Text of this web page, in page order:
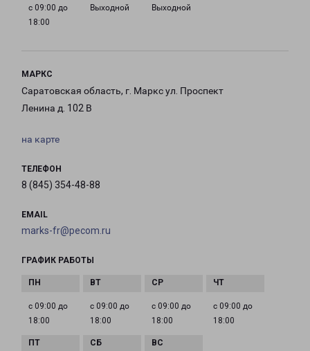
с 09:00 до
18:00
Выходной Выходной
МАРКС
Саратовская область, г. Маркс ул. Проспект
Ленина д. 102 В
на карте
ТЕЛЕФОН
8 (845) 354-48-88
EMAIL
marks-fr@pecom.ru
ГРАФИК РАБОТЫ
с 09:00 до
18:00
с 09:00 до
18:00
с 09:00 до
18:00
с 09:00 до
18:00